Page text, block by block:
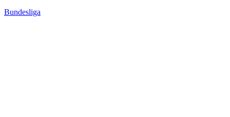
Bundesliga